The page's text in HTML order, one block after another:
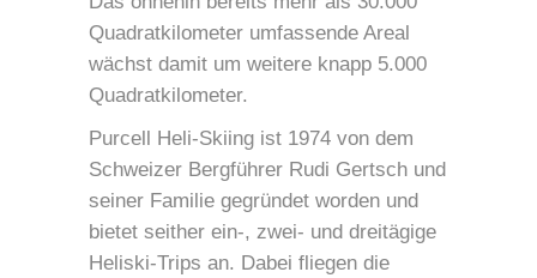
Quadratkilometer umfassende Areal
wächst damit um weitere knapp 5.000
Quadratkilometer.
Purcell Heli-Skiing ist 1974 von dem
Schweizer Bergführer Rudi Gertsch und
seiner Familie gegründet worden und
bietet seither ein-, zwei- und dreitägige
Heliski-Trips an. Dabei fliegen die